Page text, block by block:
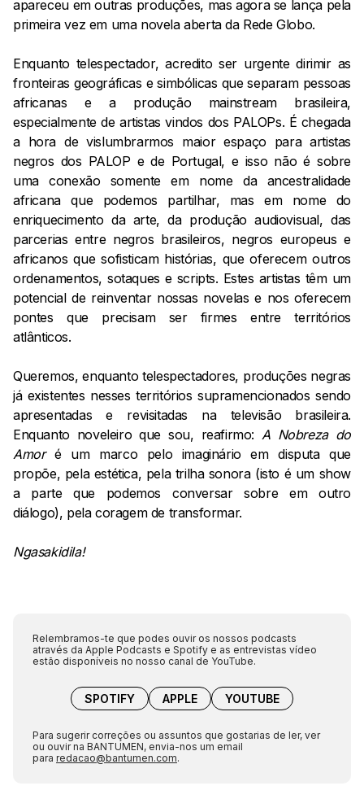
apareceu em outras produções, mas agora se lança pela
primeira vez em uma novela aberta da Rede Globo.
Enquanto telespectador, acredito ser urgente dirimir as
fronteiras geográficas e simbólicas que separam pessoas
africanas e a produção mainstream brasileira,
especialmente de artistas vindos dos PALOPs. É chegada
a hora de vislumbrarmos maior espaço para artistas
negros dos PALOP e de Portugal, e isso não é sobre
uma conexão somente em nome da ancestralidade
africana que podemos partilhar, mas em nome do
enriquecimento da arte, da produção audiovisual, das
parcerias entre negros brasileiros, negros europeus e
africanos que sofisticam histórias, que oferecem outros
ordenamentos, sotaques e scripts. Estes artistas têm um
potencial de reinventar nossas novelas e nos oferecem
pontes que precisam ser firmes entre territórios
atlânticos.
Queremos, enquanto telespectadores, produções negras
já existentes nesses territórios supramencionados sendo
apresentadas e revisitadas na televisão brasileira.
Enquanto noveleiro que sou, reafirmo: A Nobreza do
Amoré um marco pelo imaginário em disputa que
propõe, pela estética, pela trilha sonora (isto é um show
a parte que podemos conversar sobre em outro
diálogo), pela coragem de transformar.
Ngasakidila!
Relembramos-te que podes ouvir os nossos podcasts
através da Apple Podcasts e Spotify e as entrevistas vídeo
estão disponíveis no nosso canal de YouTube.
SPOTIFY APPLE YOUTUBE
Para sugerir correções ou assuntos que gostarias de ler, ver
ou ouvir na BANTUMEN, envia-nos um email
para redacao@bantumen.com.